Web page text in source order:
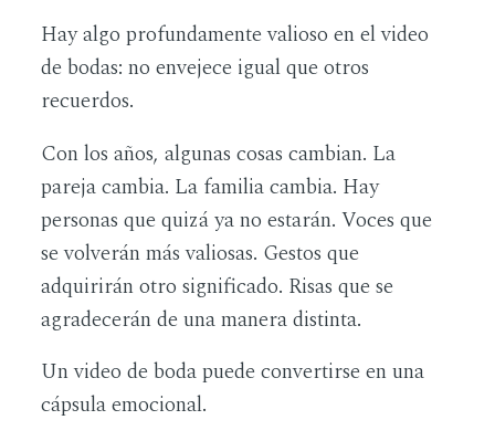
Hay algo profundamente valioso en el video
de bodas: no envejece igual que otros
recuerdos.
Con los años, algunas cosas cambian. La
pareja cambia. La familia cambia. Hay
personas que quizá ya no estarán. Voces que
se volverán más valiosas. Gestos que
adquirirán otro significado. Risas que se
agradecerán de una manera distinta.
Un video de boda puede convertirse en una
cápsula emocional.